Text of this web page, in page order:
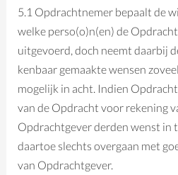
5.1 Opdrachtnemer bepaalt de
welke perso(o)n(en) de
uitgevoerd, doch neemt daarbij
kenbaar gemaakte wensen zoveel
mogelijk in acht. Indien
van de Opdracht voor rekening
Opdrachtgever derden wenst in
daartoe slechts overgaan met
van Opdrachtgever.